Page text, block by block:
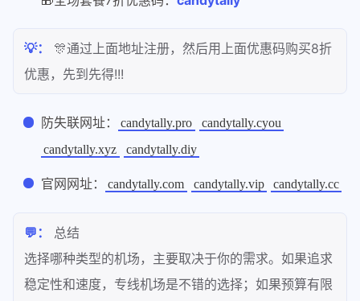
💡：
🎊通过上面地址注册，然后用上面优惠码购买8折
优惠，先到先得!!!
防失联网址： candytally.pro
candytally.cyou
candytally.xyz
candytally.diy
官网网址： candytally.com candytally.vip candytally.cc
💬：
总结
选择哪种类型的机场，主要取决于你的需求。如果追求
稳定性和速度，专线机场是不错的选择；如果预算有限